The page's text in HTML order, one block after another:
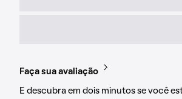
Faça sua avaliação
E descubra em dois minutos se você